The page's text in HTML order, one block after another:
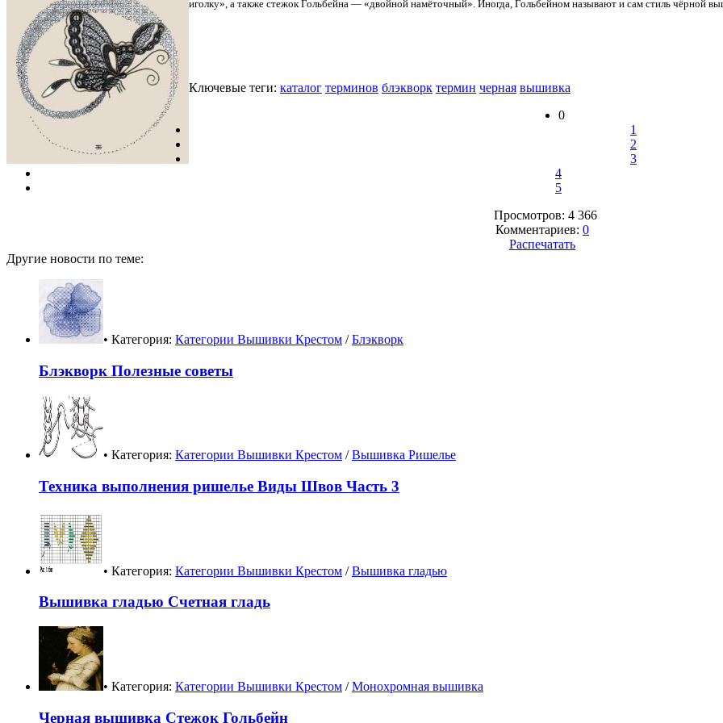
иголку», а также стежок Гольбейна — «двойной намёточный». Иногда, Гольбейном называют и сам стиль чёрной
Ключевые теги: каталог терминов блэкворк термин черная вышивка
0
1
2
3
4
5
Просмотров: 4 366
Комментариев: 0
Распечатать
Другие новости по теме:
• Категория: Категории Вышивки Крестом /Блэкворк
Блэкворк Полезные советы
• Категория: Категории Вышивки Крестом /Вышивка Ришелье
Техника выполнения ришелье Виды Швов Часть 3
• Категория: Категории Вышивки Крестом /Вышивка гладью
Вышивка гладью Счетная гладь
• Категория: Категории Вышивки Крестом /Монохромная вышивка
Черная вышивка Стежок Гольбейн